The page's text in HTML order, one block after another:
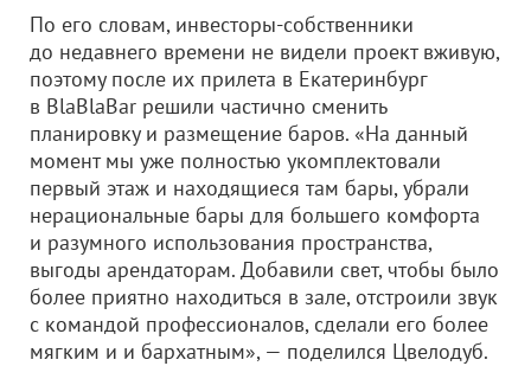
По его словам, инвесторы-собственники
до недавнего времени не видели проект вживую,
поэтому после их прилета в Екатеринбург
в BlaBlaBar решили частично сменить
планировку и размещение баров. «На данный
момент мы уже полностью укомплектовали
первый этаж и находящиеся там бары, убрали
нерациональные бары для большего комфорта
и разумного использования пространства,
выгоды арендаторам. Добавили свет, чтобы было
более приятно находиться в зале, отстроили звук
с командой профессионалов, сделали его более
мягким и и бархатным», — поделился Цвелодуб.